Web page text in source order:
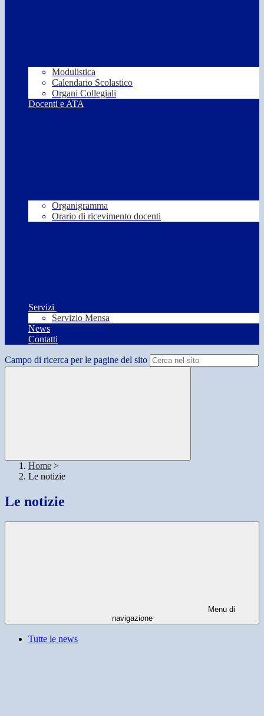
Modulistica
Calendario Scolastico
Organi Collegiali
Docenti e ATA
Organigramma
Orario di ricevimento docenti
Servizi
Servizio Mensa
News
Contatti
Campo di ricerca per le pagine del sito
Home >
Le notizie
Le notizie
Menu di
navigazione
Tutte le news